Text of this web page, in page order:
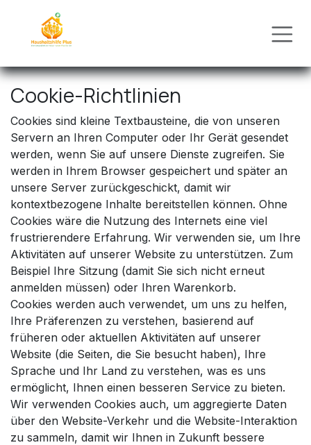
Cookie-Richtlinien
Cookies sind kleine Textbausteine, die von unseren
Servern an Ihren Computer oder Ihr Gerät gesendet
werden, wenn Sie auf unsere Dienste zugreifen. Sie
werden in Ihrem Browser gespeichert und später an
unsere Server zurückgeschickt, damit wir
kontextbezogene Inhalte bereitstellen können. Ohne
Cookies wäre die Nutzung des Internets eine viel
frustrierendere Erfahrung. Wir verwenden sie, um Ihre
Aktivitäten auf unserer Website zu unterstützen. Zum
Beispiel Ihre Sitzung (damit Sie sich nicht erneut
anmelden müssen) oder Ihren Warenkorb.
Cookies werden auch verwendet, um uns zu helfen,
Ihre Präferenzen zu verstehen, basierend auf
früheren oder aktuellen Aktivitäten auf unserer
Website (die Seiten, die Sie besucht haben), Ihre
Sprache und Ihr Land zu verstehen, was es uns
ermöglicht, Ihnen einen besseren Service zu bieten.
Wir verwenden Cookies auch, um aggregierte Daten
über den Website-Verkehr und die Website-Interaktion
zu sammeln, damit wir Ihnen in Zukunft bessere